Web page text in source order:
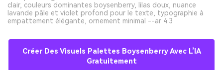
clair, couleurs dominantes boysenberry, lilas doux, nuance
lavande pâle et violet profond pour le texte, typographie à
empattement élégante, ornement minimal --ar 4:3
Créer Des Visuels Palettes Boysenberry Avec L’IA
Gratuitement